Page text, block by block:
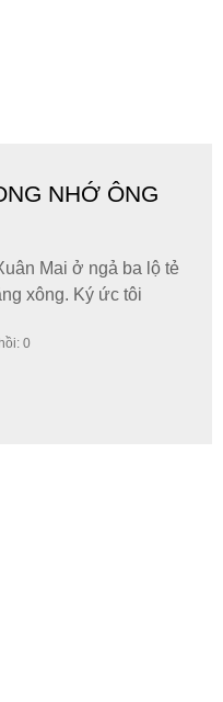
NHỚ ÔNG
Mai ở ngả ba lộ tẻ
xông. Ký ức tôi
0